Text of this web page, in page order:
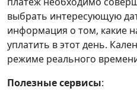
выбрать интересующую
информация о том, какие
уплатить в этот день.
режиме реального
Полезные сервисы: